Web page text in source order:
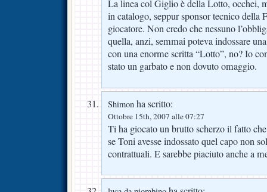
La linea col Giglio è della Lotto, occhei,
in catalogo, seppur sponsor tecnico della
giocatore. Non credo che nessuno
quella, anzi, semmai poteva indossare
con una enorme scritta “Lotto”, no? Io
stato un garbato e non dovuto omaggio.
Shimon ha scritto:
Ottobre 15th, 2007 alle 07:27
Ti ha giocato un brutto scherzo il fatto
se Toni avesse indossato quel capo non
contrattuali. E sarebbe piaciuto anche a